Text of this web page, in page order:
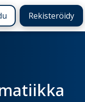
Rekisteröidy